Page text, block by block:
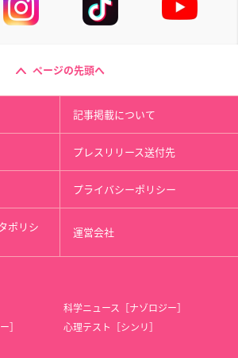
ページの先頭へ
記事掲載について
プレスリリース送付先
プライバシーポリシー
ポリシ 運営会社
科学ニュース［ナゾロジー］
］
心理テスト［シンリ］